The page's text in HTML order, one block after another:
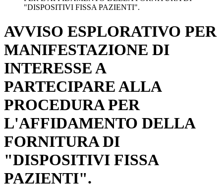
"DISPOSITIVI FISSA PAZIENTI".
AVVISO ESPLORATIVO PER
MANIFESTAZIONE DI
INTERESSE A
PARTECIPARE ALLA
PROCEDURA PER
L'AFFIDAMENTO DELLA
FORNITURA DI
"DISPOSITIVI FISSA
PAZIENTI".